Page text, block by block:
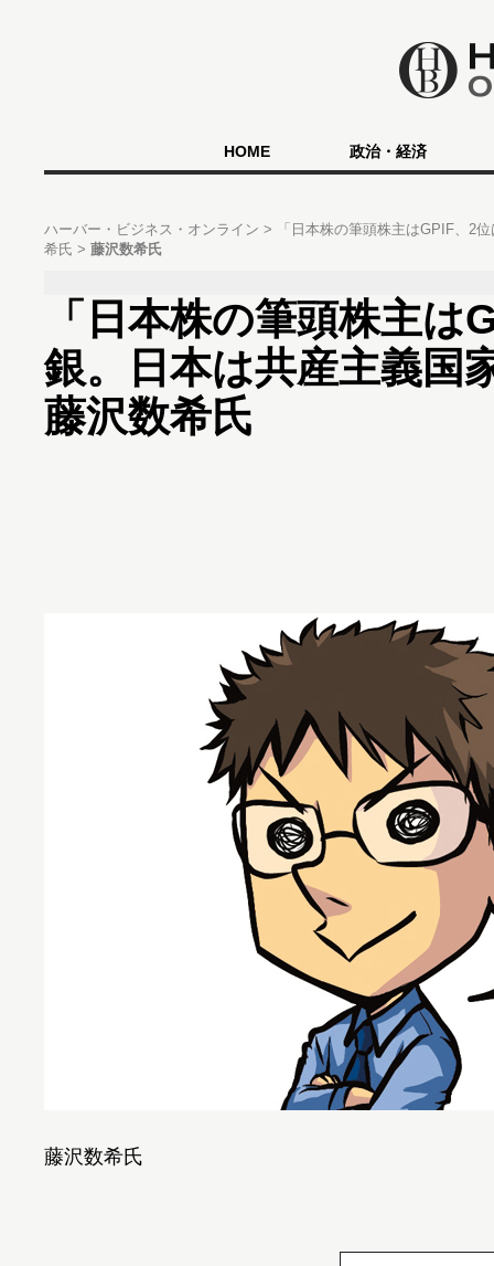
HOME 政治・経済
ハーバー・ビジネス・オンライン
「日本株の筆頭株主はGPIF、2
希氏
藤沢数希氏
「日本株の筆頭株主は
銀。日本は共産主義国
藤沢数希氏
藤沢数希氏